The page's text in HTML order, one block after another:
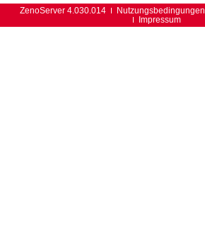
ZenoServer 4.030.014 Nutzungsbedingungen
Impressum